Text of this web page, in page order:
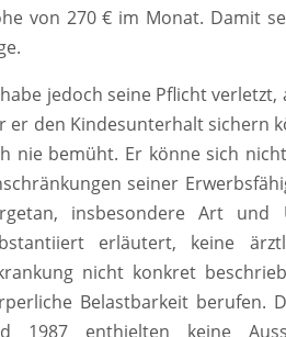
von 270 € im Monat. Damit
jedoch seine Pflicht
er den Kindesunterhalt sichern
nie bemüht. Er könne sich
seiner
insbesondere Art und
erläutert, keine
nicht konkret
Belastbarkeit berufen.
1987 enthielten keine